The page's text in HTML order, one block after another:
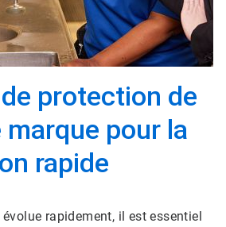
protection de
marque pour la
rapide
rapidement, il est essentiel